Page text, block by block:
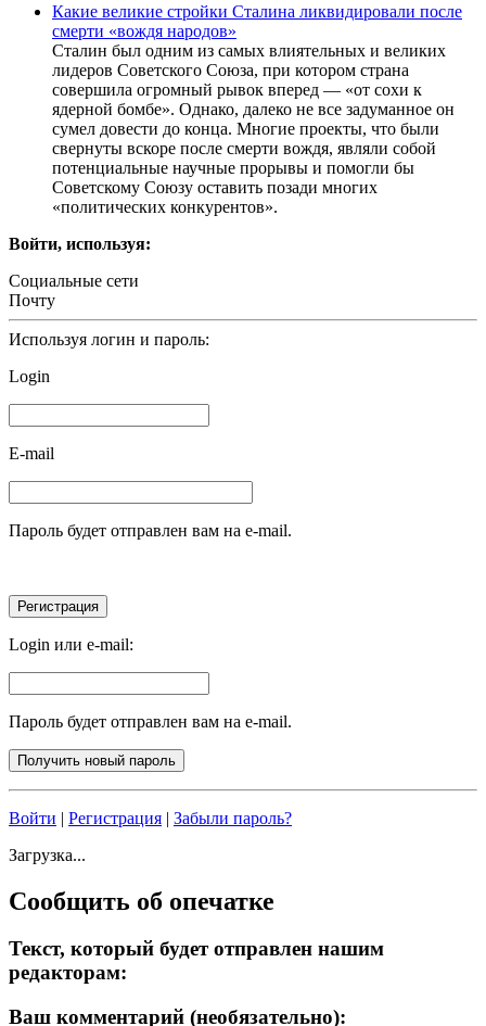
Какие великие стройки Сталина ликвидировали после
смерти «вождя народов»
Сталин был одним из самых влиятельных и великих
лидеров Советского Союза, при котором страна
совершила огромный рывок вперед — «от сохи к
ядерной бомбе». Однако, далеко не все задуманное он
сумел довести до конца. Многие проекты, что были
свернуты вскоре после смерти вождя, являли собой
потенциальные научные прорывы и помогли бы
Советскому Союзу оставить позади многих
«политических конкурентов».
Войти, используя:
Социальные сети
Почту
Используя логин и пароль:
Login
E-mail
Пароль будет отправлен вам на e-mail.
Login или e-mail:
Пароль будет отправлен вам на e-mail.
Войти | Регистрация | Забыли пароль?
Загрузка...
Сообщить об опечатке
Текст, который будет отправлен нашим
редакторам:
Ваш комментарий (необязательно):